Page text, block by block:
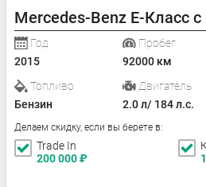
Mercedes-Benz E-Класс
Год
2015
Пробег
92000 км
Топливо
Бензин
Двигатель
2.0 л/ 184 л.с.
Делаем скидку, если вы берете в:
Trade In
200 000₽